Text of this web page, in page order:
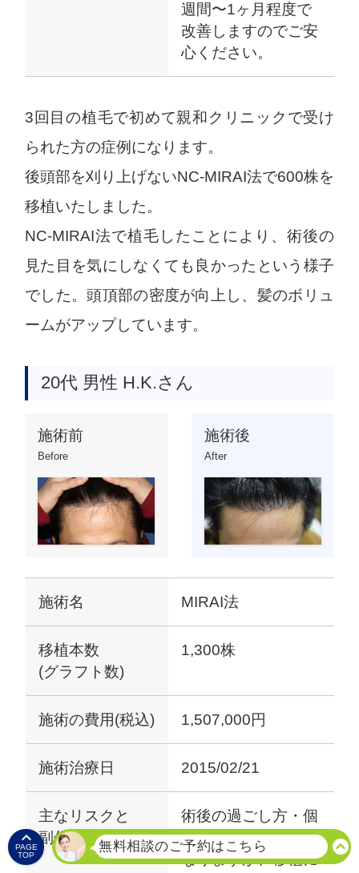
週間〜1ヶ月程度で
改善しますのでご安
心ください。
3回目の植毛で初めて親和クリニックで受け
られた方の症例になります。
後頭部を刈り上げないNC-MIRAI法で600株を
移植いたしました。
NC-MIRAI法で植毛したことにより、術後の
見た目を気にしなくても良かったという様子
でした。頭頂部の密度が向上し、髪のボリュ
ームがアップしています。
20代 男性 H.K.さん
施術前
Before
施術後
After
施術名 MIRAI法
移植本数
(グラフト数)
1,300株
施術の費用(税込) 1,507,000円
施術治療日 2015/02/21
主なリスクと
副作用について
術後の過ごし方・個
人差により程度は異
なりますが、移植に

PAGE
TOP